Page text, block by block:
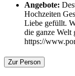
Angebote:
Hochzeiten
Liebe gefüllt.
die ganze Welt
https://
Zur Person